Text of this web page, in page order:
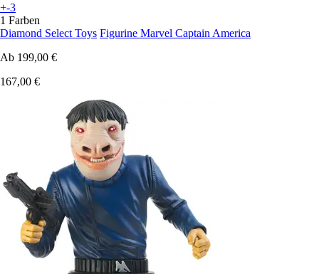
+-3
1 Farben
Diamond Select Toys Figurine Marvel Captain America
Ab 199,00 €
167,00 €